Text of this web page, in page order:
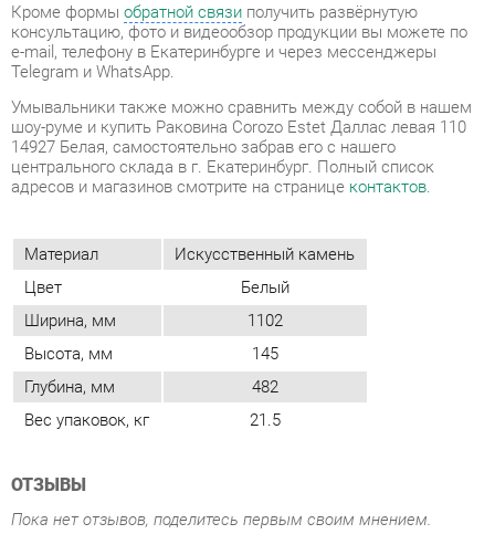
шоу-руме и купить Раковина Corozo Estet Даллас левая 110
14927 Белая, самостоятельно забрав его с нашего
центрального склада в г. Екатеринбург. Полный список
адресов и магазинов смотрите на странице
Материал
Искусственный камень
Цвет
Белый
Ширина, мм
1102
Глубина, мм
482
Вес упаковок, кг 21.5
ОТЗЫВЫ
Пока нет отзывов, поделитесь первым своим мнением.
ДОБАВИТЬ ОТЗЫВ
ПОХОЖИЕ ТОВАРЫ